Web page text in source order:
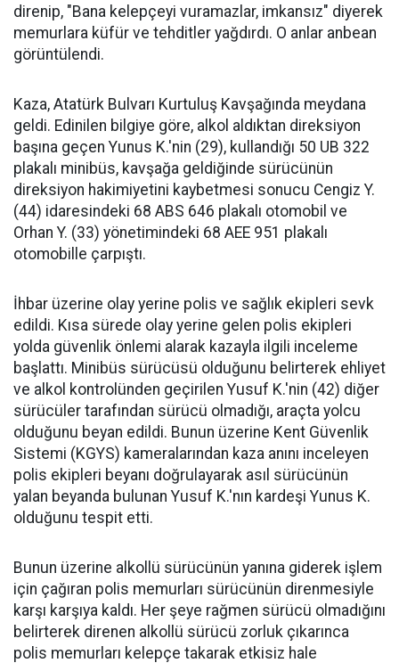
direnip, "Bana kelepçeyi vuramazlar, imkansız" diyerek
memurlara küfür ve tehditler yağdırdı. O anlar anbean
görüntülendi.
Kaza, Atatürk Bulvarı Kurtuluş Kavşağında meydana
geldi. Edinilen bilgiye göre, alkol aldıktan direksiyon
başına geçen Yunus K.'nin (29), kullandığı 50 UB 322
plakalı minibüs, kavşağa geldiğinde sürücünün
direksiyon hakimiyetini kaybetmesi sonucu Cengiz Y.
(44) idaresindeki 68 ABS 646 plakalı otomobil ve
Orhan Y. (33) yönetimindeki 68 AEE 951 plakalı
otomobille çarpıştı.
İhbar üzerine olay yerine polis ve sağlık ekipleri sevk
edildi. Kısa sürede olay yerine gelen polis ekipleri
yolda güvenlik önlemi alarak kazayla ilgili inceleme
başlattı. Minibüs sürücüsü olduğunu belirterek ehliyet
ve alkol kontrolünden geçirilen Yusuf K.'nin (42) diğer
sürücüler tarafından sürücü olmadığı, araçta yolcu
olduğunu beyan edildi. Bunun üzerine Kent Güvenlik
Sistemi (KGYS) kameralarından kaza anını inceleyen
polis ekipleri beyanı doğrulayarak asıl sürücünün
yalan beyanda bulunan Yusuf K.'nın kardeşi Yunus K.
olduğunu tespit etti.
Bunun üzerine alkollü sürücünün yanına giderek işlem
için çağıran polis memurları sürücünün direnmesiyle
karşı karşıya kaldı. Her şeye rağmen sürücü olmadığını
belirterek direnen alkollü sürücü zorluk çıkarınca
polis memurları kelepçe takarak etkisiz hale